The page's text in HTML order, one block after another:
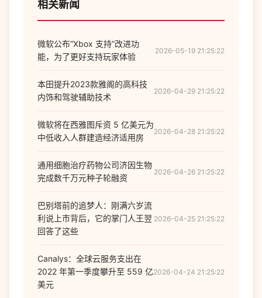
相关新闻
微软公布“Xbox 支持”改进功
能，为了更好支持玩家体验
2026-05-19 21:25:22
本田提升2023款雅阁的高科技
内饰和驾驶辅助技术
2026-04-29 21:25:22
微软将在西雅图斥资 5 亿美元为
中低收入人群建造经济适用房
2026-04-28 21:25:22
通用细胞治疗药物公司济因生物
完成数千万元种子轮融资
2026-04-26 21:25:22
巴别塔前的追梦人：刚满六岁流
利说上市背后，它的掌门人王翌
回答了这些
2026-04-25 21:25:22
Canalys：全球云服务支出在
2022 年第一季度攀升至 559 亿
美元
2026-04-24 21:25:22